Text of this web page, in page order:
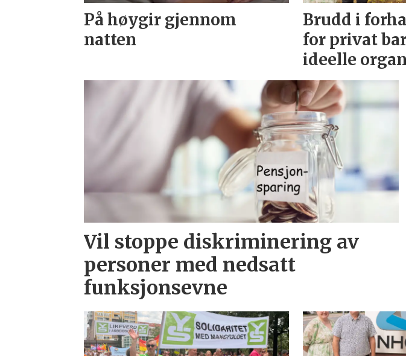
På høygir gjennom
natten
Brudd i
for privat
ideelle
Vil stoppe diskriminering av
personer med nedsatt
funksjonsevne